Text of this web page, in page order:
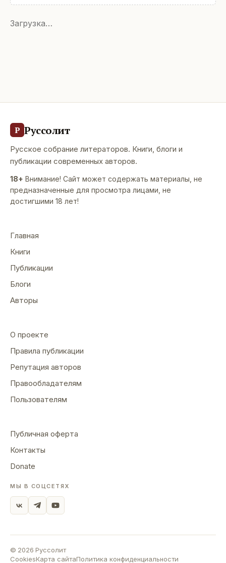
Загрузка…
Р Руссолит
Русское собрание литераторов. Книги, блоги и
публикации современных авторов.
18+ Внимание! Сайт может содержать материалы, не
предназначенные для просмотра лицами, не
достигшими 18 лет!
Главная
Книги
Публикации
Блоги
Авторы
О проекте
Правила публикации
Репутация авторов
Правообладателям
Пользователям
Публичная оферта
Контакты
Donate
МЫ В СОЦСЕТЯХ
© 2026 Руссолит
CookiesКарта сайтаПолитика конфиденциальности